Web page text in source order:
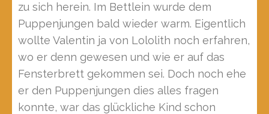
zu sich herein. Im Bettlein wurde dem
Puppenjungen bald wieder warm. Eigentlich
wollte Valentin ja von Lololith noch erfahren,
wo er denn gewesen und wie er auf das
Fensterbrett gekommen sei. Doch noch ehe
er den Puppenjungen dies alles fragen
konnte, war das glückliche Kind schon